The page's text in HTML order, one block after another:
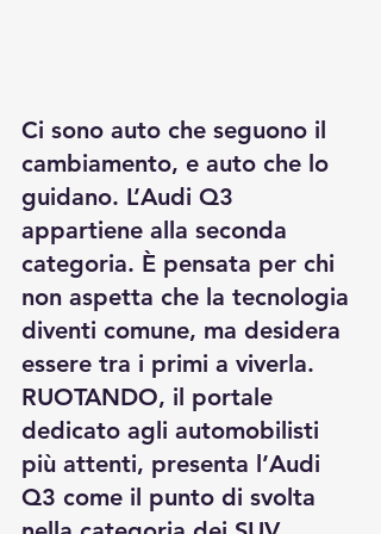
Ci sono auto che seguono il
cambiamento, e auto che lo
guidano. L’Audi Q3
appartiene alla seconda
categoria. È pensata per chi
non aspetta che la tecnologia
diventi comune, ma desidera
essere tra i primi a viverla.
RUOTANDO, il portale
dedicato agli automobilisti
più attenti, presenta l’Audi
Q3 come il punto di svolta